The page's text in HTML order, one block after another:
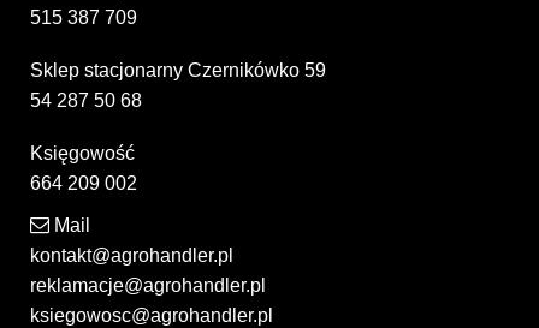
515 387 709
Sklep stacjonarny Czernikówko 59
54 287 50 68
Księgowość
664 209 002
Mail
kontakt@agrohandler.pl
reklamacje@agrohandler.pl
ksiegowosc@agrohandler.pl